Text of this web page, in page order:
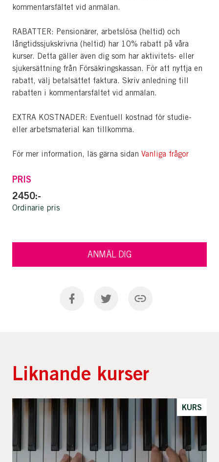
kommentarsfältet vid anmälan.
RABATTER: Pensionärer, arbetslösa (heltid) och
långtidssjukskrivna (heltid) har 10% rabatt på våra
kurser. Detta gäller även dig som har aktivitets- eller
sjukersättning från Försäkringskassan. För att nyttja en
rabatt, välj betalsättet faktura. Skriv anledning till
rabatten i kommentarsfältet vid anmälan.
EXTRA KOSTNADER: Eventuell kostnad för studie-
eller arbetsmaterial kan tillkomma.
För mer information, läs gärna sidan Vanliga frågor
PRIS
2450:-
Ordinarie pris
ANMÄL DIG
Liknande kurser
KURS